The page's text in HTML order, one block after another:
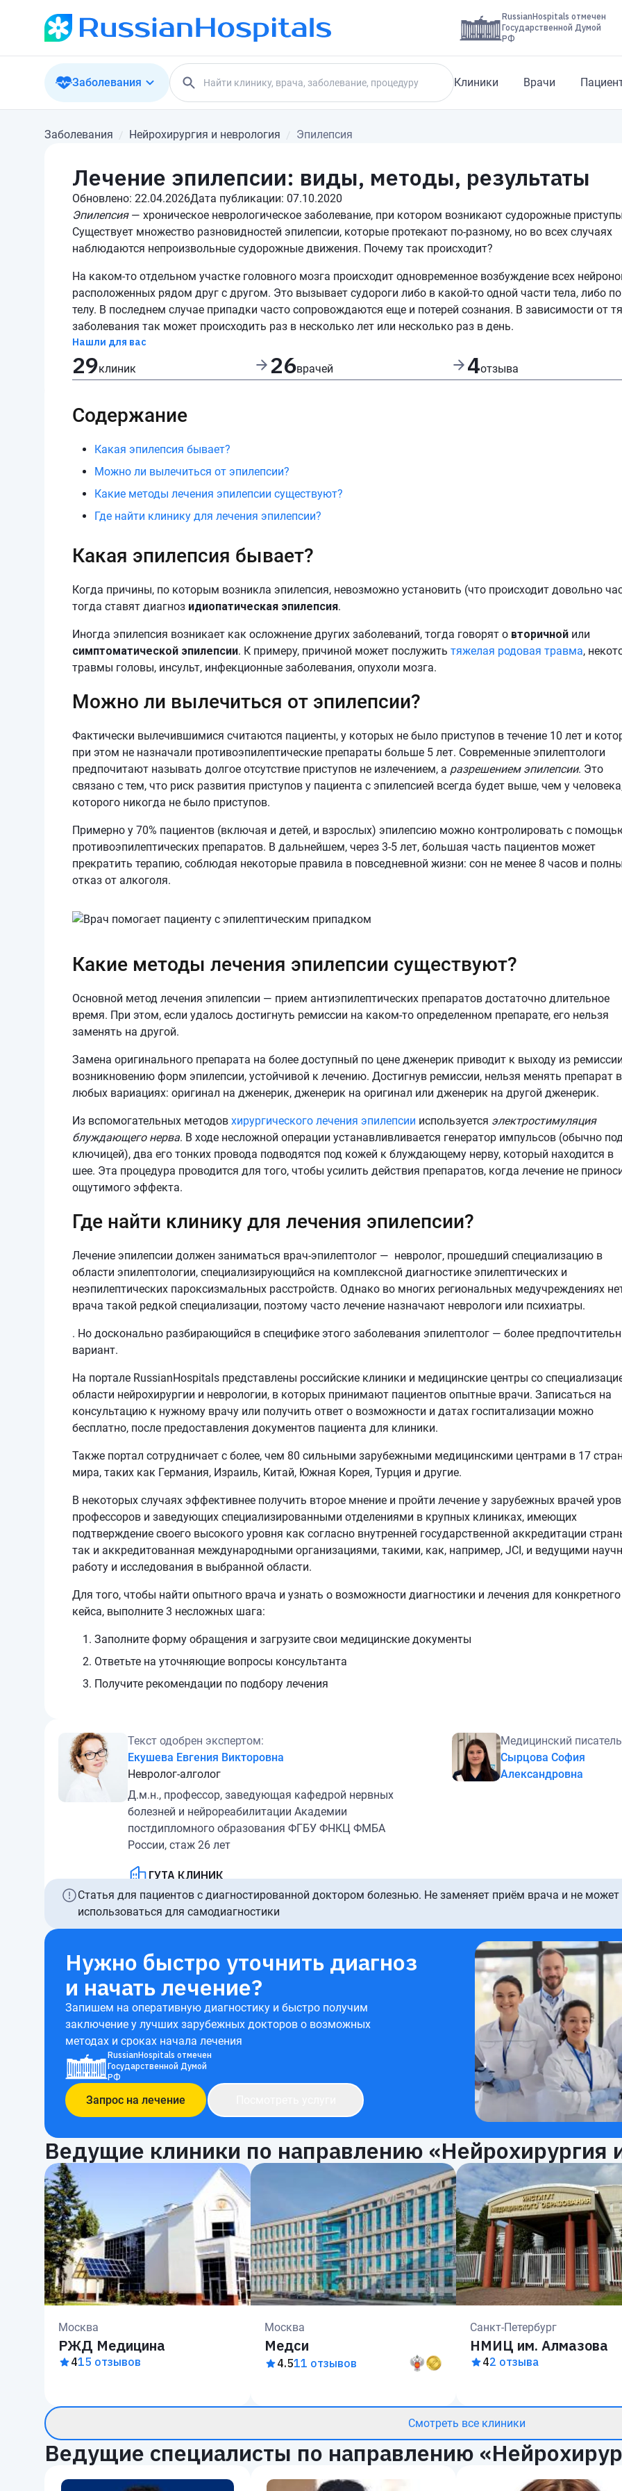
RussianHospitals отмечен
Государственной Думой
РФ
Заболевания Клиники Врачи
Заболевания Нейрохирургия и неврология Эпилепсия
Лечение эпилепсии: виды, методы, результаты
Обновлено: 22.04.2026Дата публикации: 07.10.2020
Эпилепсия— хроническое неврологическое заболевание, при котором возникают судорожные
Существует множество разновидностей эпилепсии, которые протекают по-разному, но во всех случаях
наблюдаются непроизвольные судорожные движения. Почему так происходит?
На каком-то отдельном участке головного мозга происходит одновременное возбуждение всех
расположенных рядом друг с другом. Это вызывает судороги либо в какой-то одной части тела, либо
телу. В последнем случае припадки часто сопровождаются еще и потерей сознания. В зависимости от
заболевания так может происходить раз в несколько лет или несколько раз в день.
Нашли для вас
29клиник 26врачей 4отзыва
Содержание
Какая эпилепсия бывает?
Можно ли вылечиться от эпилепсии?
Какие методы лечения эпилепсии существуют?
Где найти клинику для лечения эпилепсии?
Какая эпилепсия бывает?
Когда причины, по которым возникла эпилепсия, невозможно установить (что происходит довольно
тогда ставят диагноз идиопатическая эпилепсия.
Иногда эпилепсия возникает как осложнение других заболеваний, тогда говорят о вторичной или
симптоматической эпилепсии. К примеру, причиной может послужить тяжелая родовая травма,
травмы головы, инсульт, инфекционные заболевания, опухоли мозга.
Можно ли вылечиться от эпилепсии?
Фактически вылечившимися считаются пациенты, у которых не было приступов в течение 10 лет и
при этом не назначали противоэпилептические препараты больше 5 лет. Современные эпилептологи
предпочитают называть долгое отсутствие приступов не излечением, а разрешением эпилепсии. Это
связано с тем, что риск развития приступов у пациента с эпилепсией всегда будет выше, чем у
которого никогда не было приступов.
Примерно у 70% пациентов (включая и детей, и взрослых) эпилепсию можно контролировать с
противоэпилептических препаратов. В дальнейшем, через 3-5 лет, большая часть пациентов может
прекратить терапию, соблюдая некоторые правила в повседневной жизни: сон не менее 8 часов и
отказ от алкоголя.
Какие методы лечения эпилепсии существуют?
Основной метод лечения эпилепсии — прием антиэпилептических препаратов достаточно длительное
время. При этом, если удалось достигнуть ремиссии на каком-то определенном препарате, его нельзя
заменять на другой.
Замена оригинального препарата на более доступный по цене дженерик приводит к выходу из
возникновению форм эпилепсии, устойчивой к лечению. Достигнув ремиссии, нельзя менять препарат в
любых вариациях: оригинал на дженерик, дженерик на оригинал или дженерик на другой дженерик.
Из вспомогательных методов хирургического лечения эпилепсии используется электростимуляция
блуждающего нерва. В ходе несложной операции устанавливливается генератор импульсов (обычно
ключицей), два его тонких провода подводятся под кожей к блуждающему нерву, который находится в
шее. Эта процедура проводится для того, чтобы усилить действия препаратов, когда лечение не
ощутимого эффекта.
Где найти клинику для лечения эпилепсии?
Лечение эпилепсии должен заниматься врач-эпилептолог — невролог, прошедший специализацию в
области эпилептологии, специализирующийся на комплексной диагностике эпилептических и
неэпилептических пароксизмальных расстройств. Однако во многих региональных медучреждениях
врача такой редкой специализации, поэтому часто лечение назначают неврологи или психиатры.
. Но досконально разбирающийся в специфике этого заболевания эпилептолог — более
вариант.
На портале RussianHospitals представлены российские клиники и медицинские центры со
области нейрохирургии и неврологии, в которых принимают пациентов опытные врачи. Записаться на
консультацию к нужному врачу или получить ответ о возможности и датах госпитализации можно
бесплатно, после предоставления документов пациента для клиники.
Также портал сотрудничает с более, чем 80 сильными зарубежными медицинскими центрами в 17
мира, таких как Германия, Израиль, Китай, Южная Корея, Турция и другие.
В некоторых случаях эффективнее получить второе мнение и пройти лечение у зарубежных врачей
профессоров и заведующих специализированными отделениями в крупных клиниках, имеющих
подтверждение своего высокого уровня как согласно внутренней государственной аккредитации
так и аккредитованная международными организациями, такими, как, например, JCI, и ведущими
работу и исследования в выбранной области.
Для того, чтобы найти опытного врача и узнать о возможности диагностики и лечения для конкретного
кейса, выполните 3 несложных шага:
Заполните форму обращения и загрузите свои медицинские документы
Ответьте на уточняющие вопросы консультанта
Получите рекомендации по подбору лечения
Текст одобрен экспертом:
Екушева Евгения Викторовна
Невролог-алголог
Д.м.н., профессор, заведующая кафедрой нервных
болезней и нейрореабилитации Академии
постдипломного образования ФГБУ ФНКЦ ФМБА
России, стаж 26 лет
ГУТА КЛИНИК
Медицинский
Сырцова София
Александровна
Статья для пациентов с диагностированной доктором болезнью. Не заменяет приём врача и не может
использоваться для самодиагностики
Нужно быстро уточнить диагноз
и начать лечение?
Запишем на оперативную диагностику и быстро получим
заключение у лучших зарубежных докторов о возможных
методах и сроках начала лечения
RussianHospitals отмечен
Государственной Думой
РФ
Запрос на лечение
Ведущие клиники по направлению «Нейрохирургия
Москва
РЖД Медицина
415 отзывов
Москва
Медси
4.511 отзывов
Санкт-Петербург
НМИЦ им. Алмазова
42 отзыва
Смотреть все клиники
Ведущие специалисты по направлению